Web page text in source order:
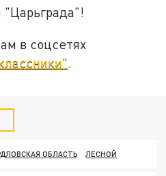
в соцсетях
.
ОБЛАСТЬ ЛЕСНОЙ